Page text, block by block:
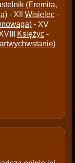
(Eremita,
- XII Wisielec-
- XV
Księżyc-